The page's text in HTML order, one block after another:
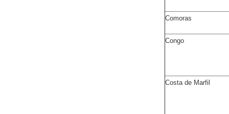
Comoras
Congo
Costa de Marfil